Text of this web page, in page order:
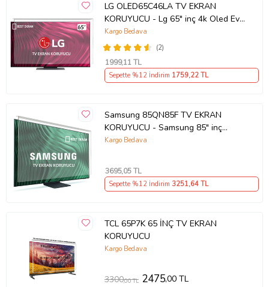
Ürünümüzü televizyonunuza birebir ölçüde yaptığımız için ve
tamamen şeffaf bir görünüme sahip olduğu için farkedilmez. Nemli
ve yumuşak mikrofiber bez ile kolaylıkla silebilirsiniz . Montajı kolay
ve zahmetsizdir. Servis gerekmemektedir . Ürünümüz özel
ambalajında son derece korunaklı bir şekilde gelmektedir . ''
HEROGLAS EVİNİZDEKİ KAHRAMAN '' Whatsap iletişim hattı :
LG OLED65C46LA TV EKRAN
KORUYUCU - Lg 65" inç 4k Oled Evo
Ekran Koruyucu
(2)
Kargo Bedava
1999,11 TL
Sepette %12 İndirim 1759,22 TL
Samsung 85QN85F TV EKRAN
KORUYUCU - Samsung 85" inç
214cm 216 Ekran Tv ekran Koruyucu
Kargo Bedava
3695,05 TL
Sepette %12 İndirim 3251,64 TL
TCL 65P7K 65 İNÇ TV EKRAN
KORUYUCU
Kargo Bedava
3300,00 TL 2475,00 TL